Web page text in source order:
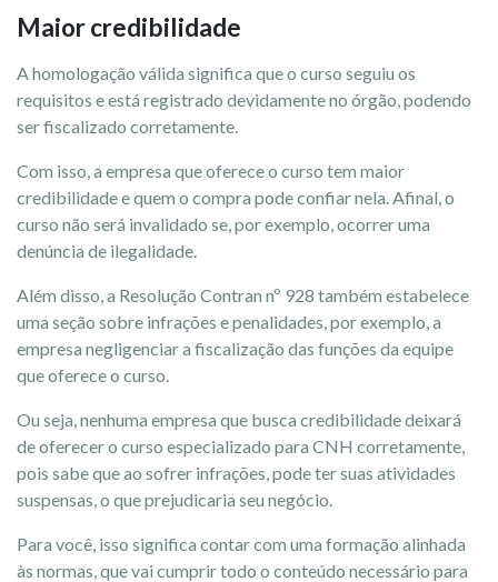
Maior credibilidade
A homologação válida significa que o curso seguiu os
requisitos e está registrado devidamente no órgão, podendo
ser fiscalizado corretamente.
Com isso, a empresa que oferece o curso tem maior
credibilidade e quem o compra pode confiar nela. Afinal, o
curso não será invalidado se, por exemplo, ocorrer uma
denúncia de ilegalidade.
Além disso, a Resolução Contran nº 928 também estabelece
uma seção sobre infrações e penalidades, por exemplo, a
empresa negligenciar a fiscalização das funções da equipe
que oferece o curso.
Ou seja, nenhuma empresa que busca credibilidade deixará
de oferecer o curso especializado para CNH corretamente,
pois sabe que ao sofrer infrações, pode ter suas atividades
suspensas, o que prejudicaria seu negócio.
Para você, isso significa contar com uma formação alinhada
às normas, que vai cumprir todo o conteúdo necessário para